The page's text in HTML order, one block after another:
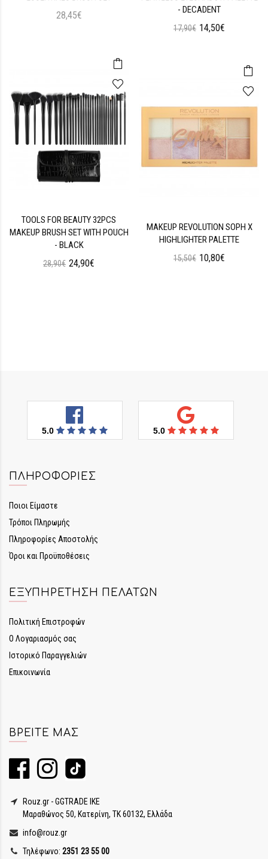
28,45€
TOOLS FOR BEAUTY 32PCS
MAKEUP BRUSH SET WITH POUCH
- BLACK
28,90€ 24,90€
- DECADENT
17,90€ 14,50€
MAKEUP REVOLUTION SOPH X
HIGHLIGHTER PALETTE
15,50€ 10,80€
5.0 5.0
ΠΛΗΡΟΦΟΡΊΕΣ
Ποιοι Είμαστε
Τρόποι Πληρωμής
Πληροφορίες Αποστολής
Όροι και Προϋποθέσεις
ΕΞΥΠΗΡΈΤΗΣΗ ΠΕΛΑΤΏΝ
Πολιτική Επιστροφών
Ο Λογαριασμός σας
Ιστορικό Παραγγελιών
Επικοινωνία
ΒΡΕΊΤΕ ΜΑΣ
Rouz.gr - GGTRADE IKE
Μαραθώνος 50, Κατερίνη, ΤΚ 60132, Ελλάδα
info@rouz.gr
Τηλέφωνο: 2351 23 55 00